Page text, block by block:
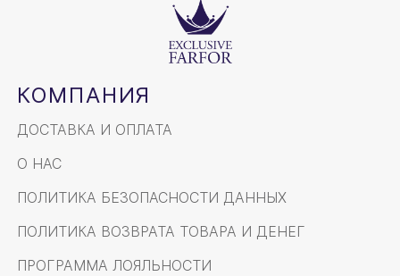
КОМПАНИЯ
ДОСТАВКА И ОПЛАТА
О НАС
ПОЛИТИКА БЕЗОПАСНОСТИ ДАННЫХ
ПОЛИТИКА ВОЗВРАТА ТОВАРА И ДЕНЕГ
ПРОГРАММА ЛОЯЛЬНОСТИ